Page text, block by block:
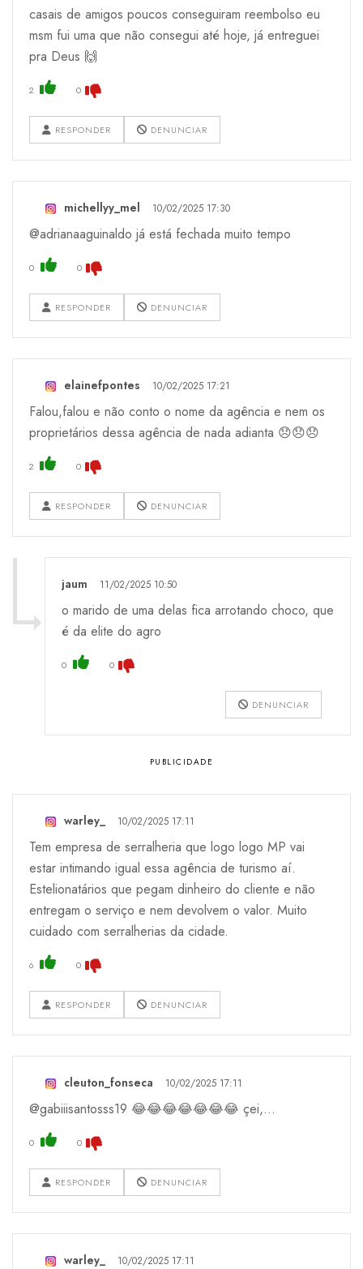
casais de amigos poucos conseguiram reembolso eu
msm fui uma que não consegui até hoje, já entreguei
pra Deus 🙌
2 0
RESPONDER DENUNCIAR
michellyy_mel 10/02/2025 17:30
@adrianaaguinaldo já está fechada muito tempo
0 0
RESPONDER DENUNCIAR
elainefpontes 10/02/2025 17:21
Falou,falou e não conto o nome da agência e nem os
proprietários dessa agência de nada adianta 😞😞😞
2 0
RESPONDER DENUNCIAR
jaum 11/02/2025 10:50
o marido de uma delas fica arrotando choco, que
é da elite do agro
0 0
DENUNCIAR
warley_ 10/02/2025 17:11
Tem empresa de serralheria que logo logo MP vai
estar intimando igual essa agência de turismo aí.
Estelionatários que pegam dinheiro do cliente e não
entregam o serviço e nem devolvem o valor. Muito
cuidado com serralherias da cidade.
6 0
RESPONDER DENUNCIAR
cleuton_fonseca 10/02/2025 17:11
@gabiiisantosss19 😂😂😂😂😂😂😂 çei,...
0 0
RESPONDER DENUNCIAR
warley_ 10/02/2025 17:11